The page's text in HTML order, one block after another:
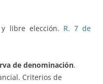
libre elección. R. 7 de
de denominación.
Criterios de